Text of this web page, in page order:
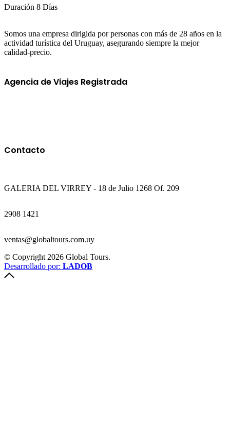
Duración 8 Días
Somos una empresa dirigida por personas con más de 28 años en la
actividad turística del Uruguay, asegurando siempre la mejor
calidad-precio.
Agencia de Viajes Registrada
Contacto
GALERIA DEL VIRREY - 18 de Julio 1268 Of. 209
2908 1421
ventas@globaltours.com.uy
© Copyright 2026 Global Tours.
Desarrollado por: LADOB